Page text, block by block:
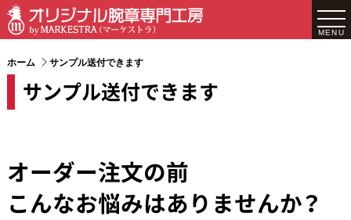
MENU
ホーム サンプル送付できます
サンプル送付できます
オーダー注文の前
こんなお悩みはありませんか？